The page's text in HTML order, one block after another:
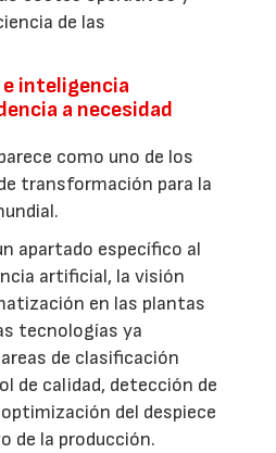
de las
inteligencia
a necesidad
como uno de los
transformación para la
apartado específico al
artificial, la visión
en las plantas
tecnologías ya
de clasificación
de calidad, detección de
del despiece
de la producción.